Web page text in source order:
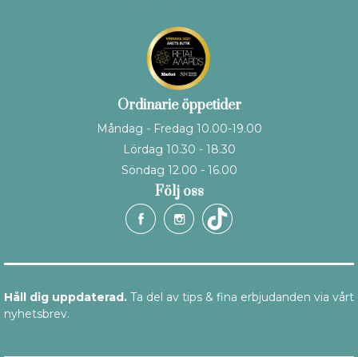
Ordinarie öppetider
Måndag - Fredag 10.00-19.00
Lördag 10.30 - 18.30
Söndag 12.00 - 16.00
Följ oss
Håll dig uppdaterad. Ta del av tips & fina erbjudanden via vårt
nyhetsbrev.